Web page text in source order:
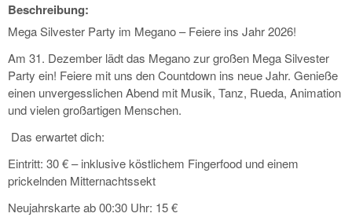
Beschreibung:
Mega Silvester Party im Megano – Feiere ins Jahr 2026!
Am 31. Dezember lädt das Megano zur großen Mega Silvester
Party ein! Feiere mit uns den Countdown ins neue Jahr. Genieße
einen unvergesslichen Abend mit Musik, Tanz, Rueda, Animation
und vielen großartigen Menschen.
Das erwartet dich:
Eintritt: 30 € – inklusive köstlichem Fingerfood und einem
prickelnden Mitternachtssekt
Neujahrskarte ab 00:30 Uhr: 15 €